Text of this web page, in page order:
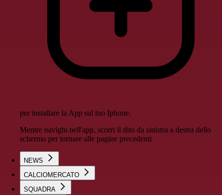
per installare la App sul tuo Iphone.
Mentre navighi nell'app, scorri il dito da sinistra a destra dello
schermo per tornare alle pagine precedenti
NEWS
CALCIOMERCATO
SQUADRA